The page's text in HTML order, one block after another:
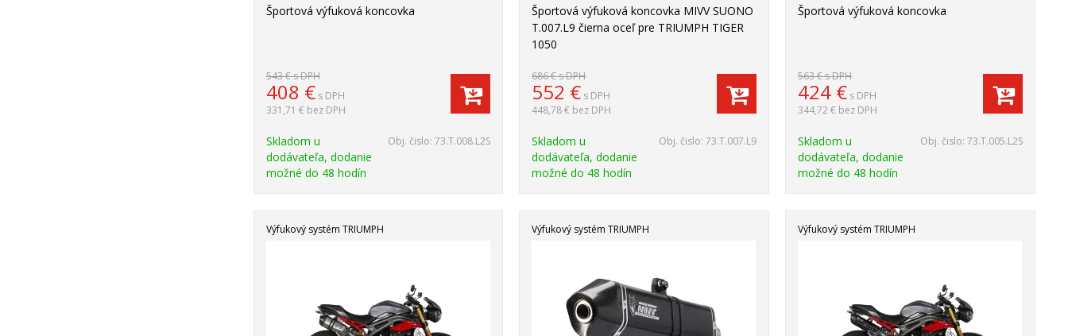
Športová výfuková koncovka
543 €s DPH
408 € s DPH
331,71 € bez DPH
Skladom u
dodávateľa, dodanie
možné do 48 hodín
Obj. čislo:73.T.008.L2S
Športová výfuková koncovka MIVV SUONO
T.007.L9 čierna oceľ pre TRIUMPH TIGER
1050
686 €s DPH
552 € s DPH
448,78 € bez DPH
Skladom u
dodávateľa, dodanie
možné do 48 hodín
Obj. čislo:73.T.007.L9
Športová výfuková koncovka
563 €s DPH
424 € s DPH
344,72 € bez DPH
Skladom u
dodávateľa, dodanie
možné do 48 hodín
Obj. čislo: 73.T.005.L2S
Výfukový systém TRIUMPH Výfukový systém TRIUMPH Výfukový systém TRIUMPH